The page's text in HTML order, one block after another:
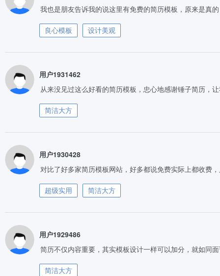
我也是朋友告诉我的说这里有免费的简历模板，原来是真
良心模板 设计美观
用户1931462
从来没见过这么好看的简历模板，忠心地感谢锤子简历，
简洁大方
用户1930428
对比了好多家简历模板网站，好多都说免费实际上都收费
超级实用 简洁大方
用户1929486
简历不仅内容重要，其实模板设计一样可以加分，就如同
简洁大方